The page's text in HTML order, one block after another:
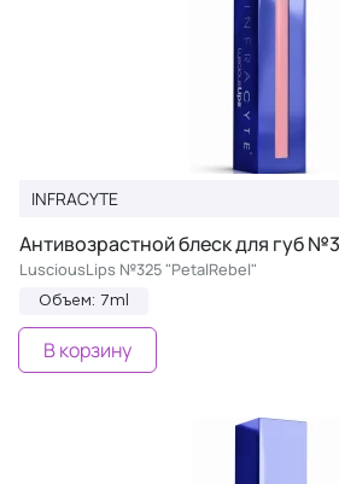
INFRACYTE
Антивозрастной блеск для губ
LusciousLips №325 "PetalRebel"
Объем: 7ml
В корзину